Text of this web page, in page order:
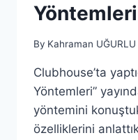
Yöntemleri
By Kahraman UĞURLU
Clubhouse’ta
Yöntemleri”
yöntemini
özelliklerini